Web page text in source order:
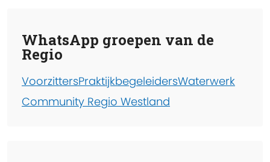
WhatsApp groepen van de
Regio
VoorzittersPraktijkbegeleidersWaterwerk
Community Regio Westland